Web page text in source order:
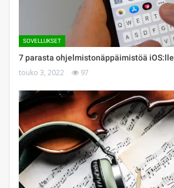
SOVELLUKSET
7 parasta ohjelmistonäppäimistöä iOS:lle
touko 3, 2022 97